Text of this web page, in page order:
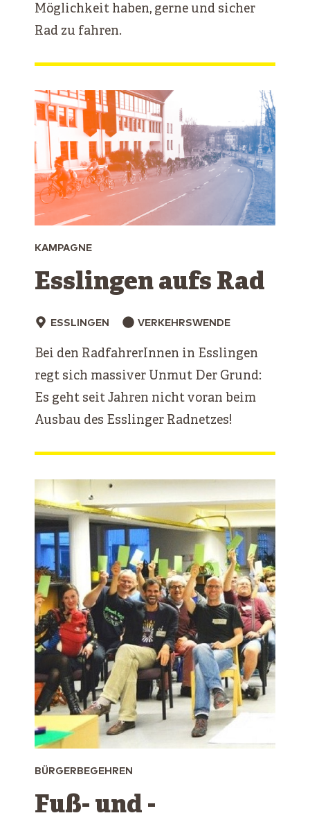
Möglichkeit haben, gerne und sicher
Rad zu fahren.
KAMPAGNE
Esslingen aufs Rad
ESSLINGEN VERKEHRSWENDE
Bei den RadfahrerInnen in Esslingen
regt sich massiver Unmut Der Grund:
Es geht seit Jahren nicht voran beim
Ausbau des Esslinger Radnetzes!
BÜRGERBEGEHREN
Fuß- und ­